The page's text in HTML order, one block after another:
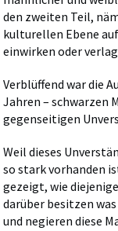
den zweiten Teil,
kulturellen Ebene
einwirken oder
Verblüffend war die
Jahren – schwarzen
gegenseitigen
Weil dieses
so stark vorhanden
gezeigt, wie
darüber besitzen
und negieren diese